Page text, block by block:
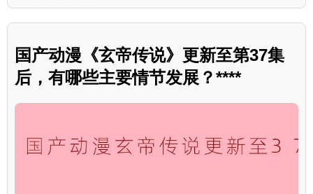
国产动漫《玄帝传说》更新至第37集
后，有哪些主要情节发展？****